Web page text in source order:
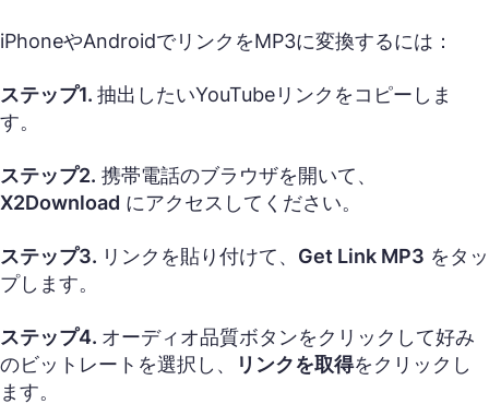
iPhoneやAndroidでリンクをMP3に変換するには：
ステップ1. 抽出したいYouTubeリンクをコピーしま
す。
ステップ2. 携帯電話のブラウザを開いて、
X2Download にアクセスしてください。
ステップ3. リンクを貼り付けて、 Get Link MP3 をタッ
プします。
ステップ4. オーディオ品質ボタンをクリックして好み
のビットレートを選択し、
リンクを取得をクリックし
ます。